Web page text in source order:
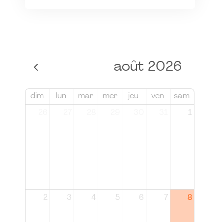
août 2026
dim. lun. mar. mer. jeu. ven. sam.
1
2 3 4 5 6 7 8